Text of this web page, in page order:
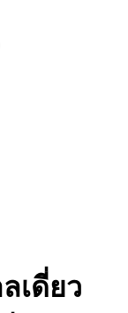
เดี่ยว